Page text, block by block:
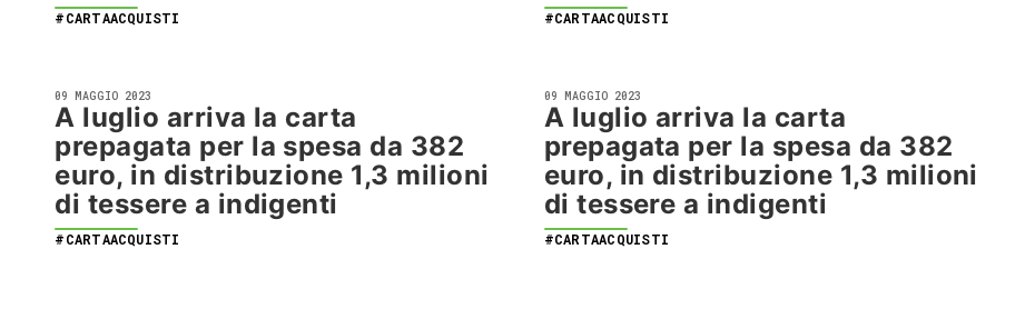
#CARTAACQUISTI #CARTAACQUISTI
09 MAGGIO 2023
A luglio arriva la carta
prepagata per la spesa da 382
euro, in distribuzione 1,3 milioni
di tessere a indigenti
#CARTAACQUISTI
09 MAGGIO 2023
A luglio arriva la carta
prepagata per la spesa da 382
euro, in distribuzione 1,3 milioni
di tessere a indigenti
#CARTAACQUISTI